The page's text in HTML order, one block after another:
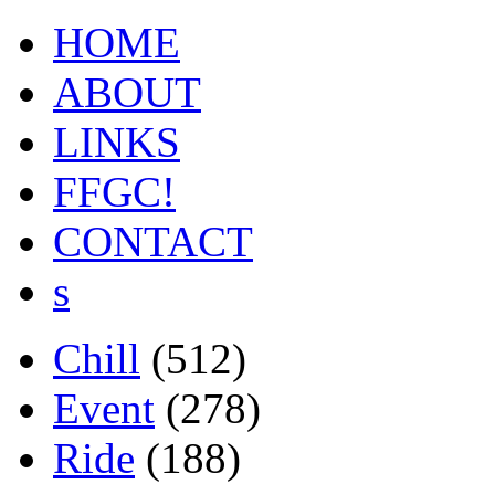
HOME
ABOUT
LINKS
FFGC!
CONTACT
s
Chill (512)
Event (278)
Ride (188)